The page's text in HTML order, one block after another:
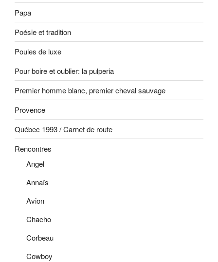
Papa
Poésie et tradition
Poules de luxe
Pour boire et oublier: la pulperia
Premier homme blanc, premier cheval sauvage
Provence
Québec 1993 / Carnet de route
Rencontres
Angel
Annaïs
Avion
Chacho
Corbeau
Cowboy